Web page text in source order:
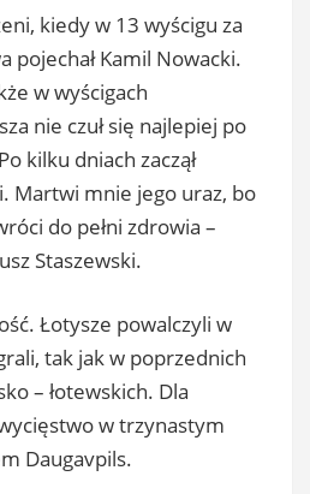
kiedy w 13 wyścigu za
pojechał Kamil Nowacki.
w wyścigach
nie czuł się najlepiej po
kilku dniach zaczął
Martwi mnie jego uraz, bo
do pełni zdrowia –
Staszewski.
Łotysze powalczyli w
tak jak w poprzednich
– łotewskich. Dla
w trzynastym
Daugavpils.